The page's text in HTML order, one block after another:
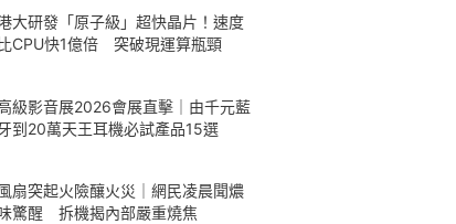
大研發「原子級」超快晶片！速度
比CPU快1億倍 突破現運算瓶頸
級影音展2026會展直擊｜由千元藍
到20萬天王耳機必試產品15選
扇突起火險釀火災｜網民凌晨聞燶
驚醒 拆機揭內部嚴重燒焦